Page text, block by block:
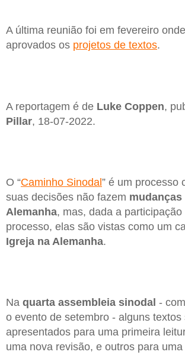
A última reunião foi em fevereiro
aprovados os projetos de textos.
A reportagem é de Luke Coppen,
Pillar, 18-07-2022.
O “Caminho Sinodal” é um processo
suas decisões não fazem
Alemanha, mas, dada a
processo, elas são vistas como um
Igreja na Alemanha.
Na quarta assembleia sinodal -
o evento de setembro - alguns textos
apresentados para uma primeira
uma nova revisão, e outros para